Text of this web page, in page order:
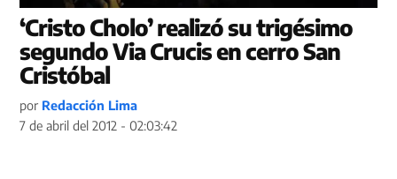
‘Cristo Cholo’ realizó su trigésimo
segundo Via Crucis en cerro San
Cristóbal
por Redacción Lima
7 de abril del 2012 - 02:03:42